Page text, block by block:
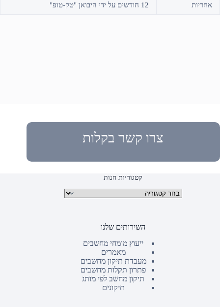
אחריות 12 חודשים על ידי היבואן "טק-טופ"
צרו קשר בקלות
קטגוריות חנות
קטגוריות מוצרים
השירותים שלנו
ייעוץ מומחי מחשבים
מאמרים
מעבדת תיקון מחשבים
פתרון תקלות מחשבים
תיקון מחשב לפי מותג
תיקונים